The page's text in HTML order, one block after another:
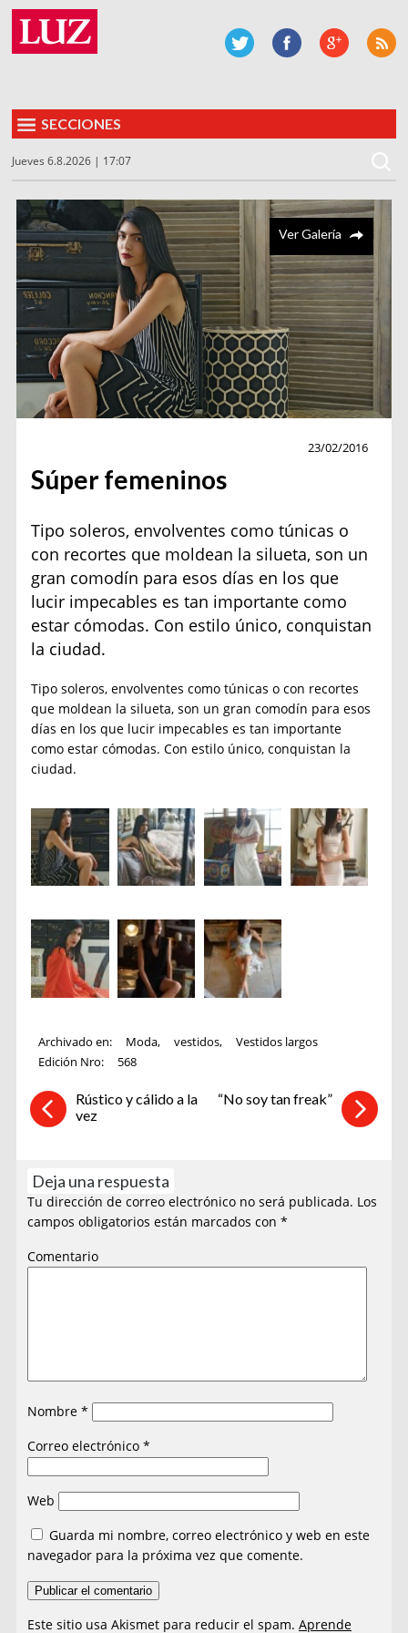
SECCIONES
Jueves 6.8.2026 | 17:07
Ver Galería
23/02/2016
Súper femeninos
Tipo soleros, envolventes como túnicas o
con recortes que moldean la silueta, son un
gran comodín para esos días en los que
lucir impecables es tan importante como
estar cómodas. Con estilo único, conquistan
la ciudad.
Tipo soleros, envolventes como túnicas o con recortes
que moldean la silueta, son un gran comodín para esos
días en los que lucir impecables es tan importante
como estar cómodas. Con estilo único, conquistan la
ciudad.
Archivado en: Moda, vestidos,
Vestidos largos
Edición Nro:
568
Rústico y cálido a la
vez
“No soy tan freak”
Deja una respuesta
Tu dirección de correo electrónico no será publicada. Los
campos obligatorios están marcados con*
Comentario
Nombre*
Correo electrónico*
Web
Guarda mi nombre, correo electrónico y web en este
navegador para la próxima vez que comente.
Este sitio usa Akismet para reducir el spam.Aprende